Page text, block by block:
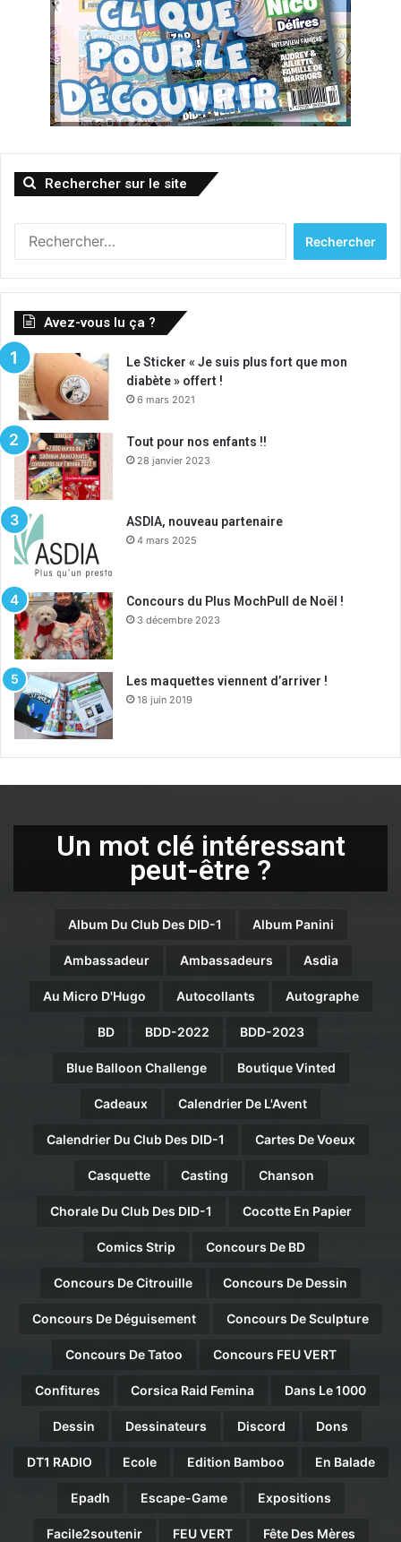
Rechercher sur le site
Avez-vous lu ça ?
Le Sticker « Je suis plus fort que mon
diabète » offert !
6 mars 2021
Tout pour nos enfants !!
28 janvier 2023
ASDIA, nouveau partenaire
4 mars 2025
Concours du Plus MochPull de Noël !
3 décembre 2023
Les maquettes viennent d’arriver !
18 juin 2019
Un mot clé intéressant
peut-être ?
Album Du Club Des DID-1 Album Panini
Ambassadeur Ambassadeurs Asdia
Au Micro D'Hugo Autocollants Autographe
BD BDD-2022 BDD-2023
Blue Balloon Challenge Boutique Vinted
Cadeaux Calendrier De L'Avent
Calendrier Du Club Des DID-1 Cartes De Voeux
Casquette Casting Chanson
Chorale Du Club Des DID-1 Cocotte En Papier
Comics Strip Concours De BD
Concours De Citrouille Concours De Dessin
Concours De Déguisement Concours De Sculpture
Concours De Tatoo Concours FEU VERT
Confitures Corsica Raid Femina Dans Le 1000
Dessin Dessinateurs Discord Dons
DT1 RADIO Ecole Edition Bamboo En Balade
Epadh Escape-Game Expositions
Facile2soutenir FEU VERT Fête Des Mères